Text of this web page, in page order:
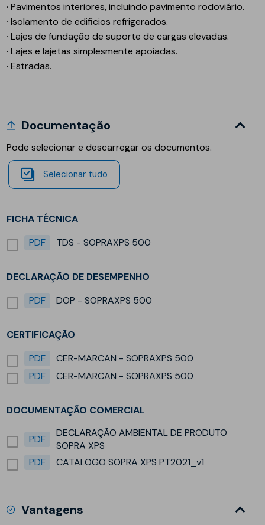
· Pavimentos interiores, incluindo pavimento rodoviário.
· Isolamento de edificios refrigerados.
· Lajes de fundação de suporte de cargas elevadas.
· Lajes e lajetas simplesmente apoiadas.
· Estradas.
Documentação
Pode selecionar e descarregar os documentos.
Selecionar tudo
FICHA TÉCNICA
PDF
TDS - SOPRAXPS 500
DECLARAÇÃO DE DESEMPENHO
PDF
DOP - SOPRAXPS 500
CERTIFICAÇÃO
PDF
CER-MARCAN - SOPRAXPS 500
PDF
CER-MARCAN - SOPRAXPS 500
DOCUMENTAÇÃO COMERCIAL
PDF
DECLARAÇÃO AMBIENTAL DE PRODUTO
SOPRA XPS
PDF
CATALOGO SOPRA XPS PT2021_v1
Vantagens